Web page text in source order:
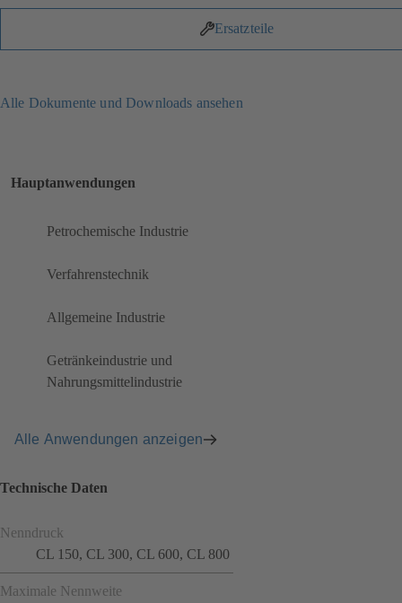
Ersatzteile
Alle Dokumente und Downloads ansehen
Hauptanwendungen
Petrochemische Industrie
Verfahrenstechnik
Allgemeine Industrie
Getränkeindustrie und
Nahrungsmittelindustrie
Alle Anwendungen anzeigen
Technische Daten
Nenndruck
CL 150, CL 300, CL 600, CL 800
Maximale Nennweite